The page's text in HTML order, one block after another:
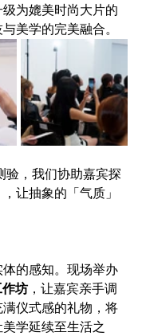
为媲美时尚大片的
美学的完美融合。
验，我们协助嘉宾探
让抽象的「气质」
的感知。现场举办
坊 ，让嘉宾亲手调
仪式感的礼物，将
学延续至生活之